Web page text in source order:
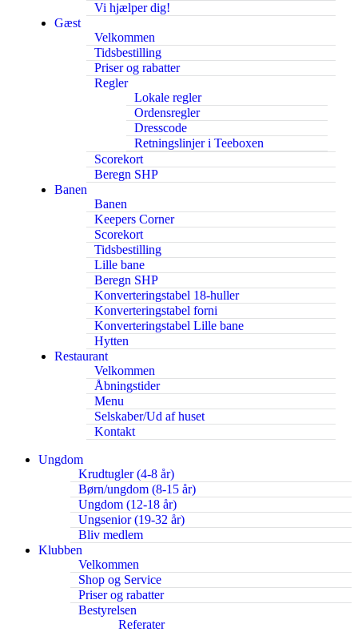
Vi hjælper dig!
Gæst
Velkommen
Tidsbestilling
Priser og rabatter
Regler
Lokale regler
Ordensregler
Dresscode
Retningslinjer i Teeboxen
Scorekort
Beregn SHP
Banen
Banen
Keepers Corner
Scorekort
Tidsbestilling
Lille bane
Beregn SHP
Konverteringstabel 18-huller
Konverteringstabel forni
Konverteringstabel Lille bane
Hytten
Restaurant
Velkommen
Åbningstider
Menu
Selskaber/Ud af huset
Kontakt
Ungdom
Krudtugler (4-8 år)
Børn/ungdom (8-15 år)
Ungdom (12-18 år)
Ungsenior (19-32 år)
Bliv medlem
Klubben
Velkommen
Shop og Service
Priser og rabatter
Bestyrelsen
Referater